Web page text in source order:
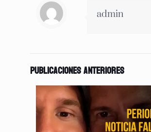
admin
Publicaciones anteriores